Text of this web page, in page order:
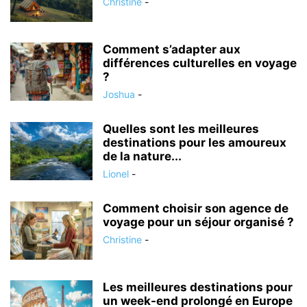
Comment s’adapter aux
différences culturelles en voyage
?
Joshua -
Quelles sont les meilleures
destinations pour les amoureux
de la nature...
Lionel -
Comment choisir son agence de
voyage pour un séjour organisé ?
Christine -
Les meilleures destinations pour
un week-end prolongé en Europe